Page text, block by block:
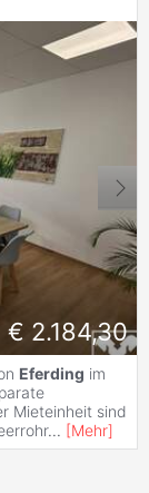
€ 2.184,30
Eferding im
Mieteinheit sind
... [Mehr]